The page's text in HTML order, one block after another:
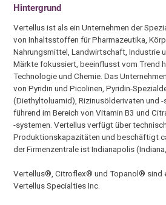
Hintergrund
Vertellus ist als ein Unternehmen der
von Inhaltsstoffen für Pharmazeutika,
Nahrungsmittel, Landwirtschaft, Industrie
Märkte fokussiert, beeinflusst vom Trend
Technologie und Chemie. Das
von Pyridin und Picolinen, Pyridin-
(Diethyltoluamid), Rizinusölderivaten und
führend im Bereich von Vitamin B3 und
-systemen. Vertellus verfügt über
Produktionskapazitäten und beschäftigt
der Firmenzentrale ist Indianapolis (Indiana,
Vertellus®, Citroflex® und Topanol® sind
Vertellus Specialties Inc.